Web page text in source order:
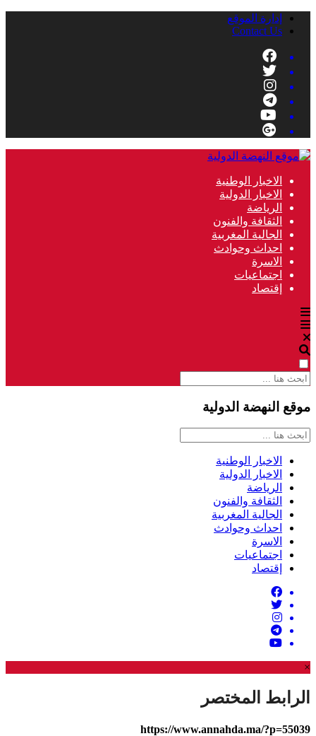
إدارة الموقع
Contact Us
الاخبار الوطنية
الاخبار الدولية
الرياضة
الثقافة والفنون
الجالية المغربية
احداث وحوادث
الاسرة
اجتماعيات
إقتصاد
موقع النهضة الدولية
الاخبار الوطنية
الاخبار الدولية
الرياضة
الثقافة والفنون
الجالية المغربية
احداث وحوادث
الاسرة
اجتماعيات
إقتصاد
×
الرابط المختصر
https://www.annahda.ma/?p=55039